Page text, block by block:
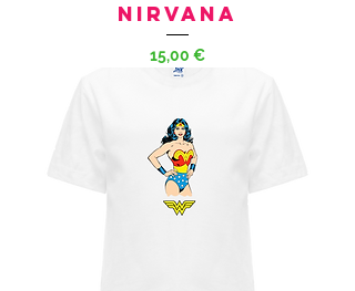
NIRVANA
Prezzo
15,00 €